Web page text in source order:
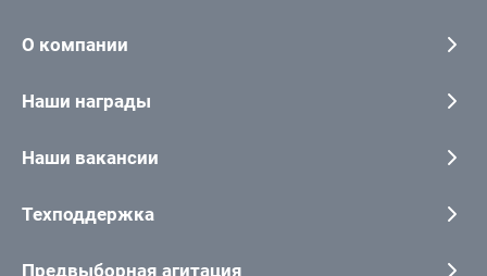
О компании
Наши награды
Наши вакансии
Техподдержка
Предвыборная агитация